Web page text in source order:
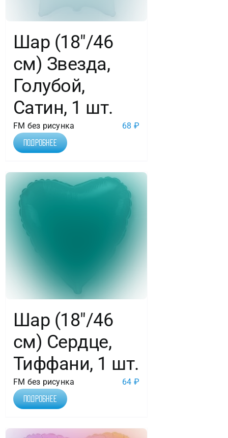
Шар (18″/46
см) Звезда,
Голубой,
Сатин, 1 шт.
FM без рисунка 68 ₽
Подробнее
Шар (18″/46
см) Сердце,
Тиффани, 1 шт.
FM без рисунка 64 ₽
Подробнее